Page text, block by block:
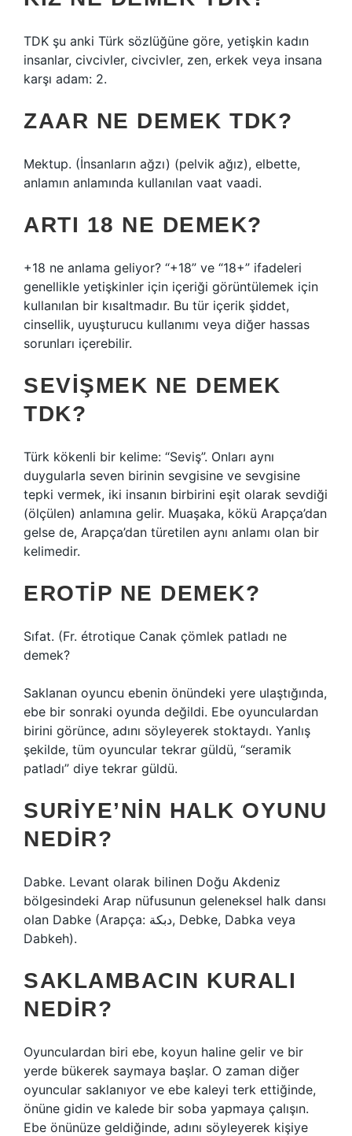
TDK şu anki Türk sözlüğüne göre, yetişkin kadın
insanlar, civcivler, civcivler, zen, erkek veya insana
karşı adam: 2.
ZAAR NE DEMEK TDK?
Mektup. (İnsanların ağzı) (pelvik ağız), elbette,
anlamın anlamında kullanılan vaat vaadi.
ARTI 18 NE DEMEK?
+18 ne anlama geliyor? “+18” ve “18+” ifadeleri
genellikle yetişkinler için içeriği görüntülemek için
kullanılan bir kısaltmadır. Bu tür içerik şiddet,
cinsellik, uyuşturucu kullanımı veya diğer hassas
sorunları içerebilir.
SEVIŞMEK NE DEMEK
TDK?
Türk kökenli bir kelime: “Seviş”. Onları aynı
duygularla seven birinin sevgisine ve sevgisine
tepki vermek, iki insanın birbirini eşit olarak sevdiği
(ölçülen) anlamına gelir. Muaşaka, kökü Arapça’dan
gelse de, Arapça’dan türetilen aynı anlamı olan bir
kelimedir.
EROTIP NE DEMEK?
Sıfat. (Fr. étrotique Canak çömlek patladı ne
demek?
Saklanan oyuncu ebenin önündeki yere ulaştığında,
ebe bir sonraki oyunda değildi. Ebe oyunculardan
birini görünce, adını söyleyerek stoktaydı. Yanlış
şekilde, tüm oyuncular tekrar güldü, “seramik
patladı” diye tekrar güldü.
SURIYE’NIN HALK OYUNU
NEDIR?
Dabke. Levant olarak bilinen Doğu Akdeniz
bölgesindeki Arap nüfusunun geleneksel halk dansı
olan Dabke (Arapça: دبكة, Debke, Dabka veya
Dabkeh).
SAKLAMBACIN KURALI
NEDIR?
Oyunculardan biri ebe, koyun haline gelir ve bir
yerde bükerek saymaya başlar. O zaman diğer
oyuncular saklanıyor ve ebe kaleyi terk ettiğinde,
önüne gidin ve kalede bir soba yapmaya çalışın.
Ebe önünüze geldiğinde, adını söyleyerek kişiye